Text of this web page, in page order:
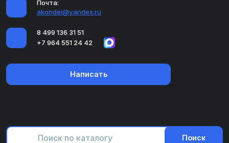
Почта:
akondei@yandex.ru
8 499 136 31 51
+7 964 551 24 42
Написать
Поиск